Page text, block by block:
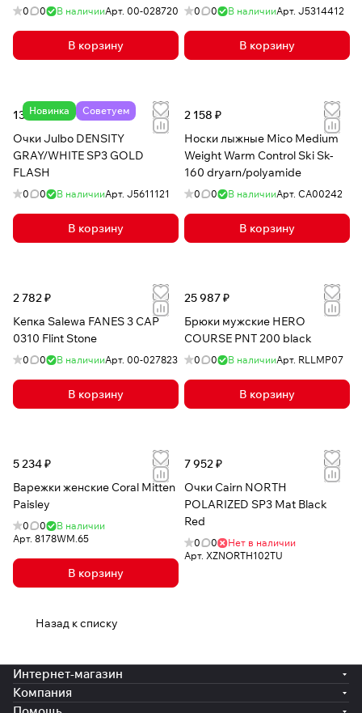
0 0 В наличииАрт. 00-028720
В корзину
0 0 В наличииАрт. J5314412
В корзину
Новинка Советуем
13 049 ₽
Очки Julbo DENSITY
GRAY/WHITE SP3 GOLD
FLASH
0 0 В наличииАрт. J5611121
В корзину
2 158 ₽
Носки лыжные Mico Medium
Weight Warm Control Ski Sk-
160 dryarn/polyamide
0 0 В наличииАрт. CA00242
В корзину
2 782 ₽
Кепка Salewa FANES 3 CAP
0310 Flint Stone
0 0 В наличииАрт. 00-027823
В корзину
25 987 ₽
Брюки мужские HERO
COURSE PNT 200 black
0 0 В наличииАрт. RLLMP07
В корзину
5 234 ₽
Варежки женские Coral Mitten
Paisley
0 0
В наличии
Арт. 8178WM.65
В корзину
7 952 ₽
Очки Cairn NORTH
POLARIZED SP3 Mat Black
Red
0 0
Нет в наличии
Арт. XZNORTH102TU
Назад к списку
Интернет-магазин
Компания